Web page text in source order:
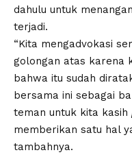
dahulu untuk
terjadi.
“Kita mengadvokasi
golongan atas karena
bahwa itu sudah
bersama ini sebagai
teman untuk kita kasih
memberikan satu hal
tambahnya.